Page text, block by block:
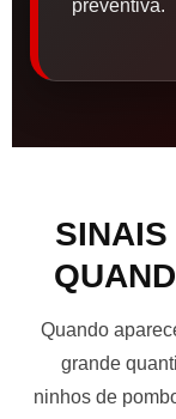
preventiva.
SINAIS
Quando
grande
ninhos de